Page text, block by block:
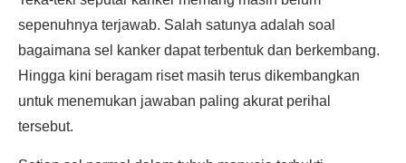
sepenuhnya terjawab. Salah satunya adalah soal
bagaimana sel kanker dapat terbentuk dan berkembang.
Hingga kini beragam riset masih terus dikembangkan
untuk menemukan jawaban paling akurat perihal
tersebut.